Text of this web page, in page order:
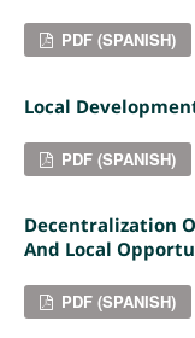
PDF (SPANISH)
Local
PDF (SPANISH)
Decentralization
And Local
PDF (SPANISH)